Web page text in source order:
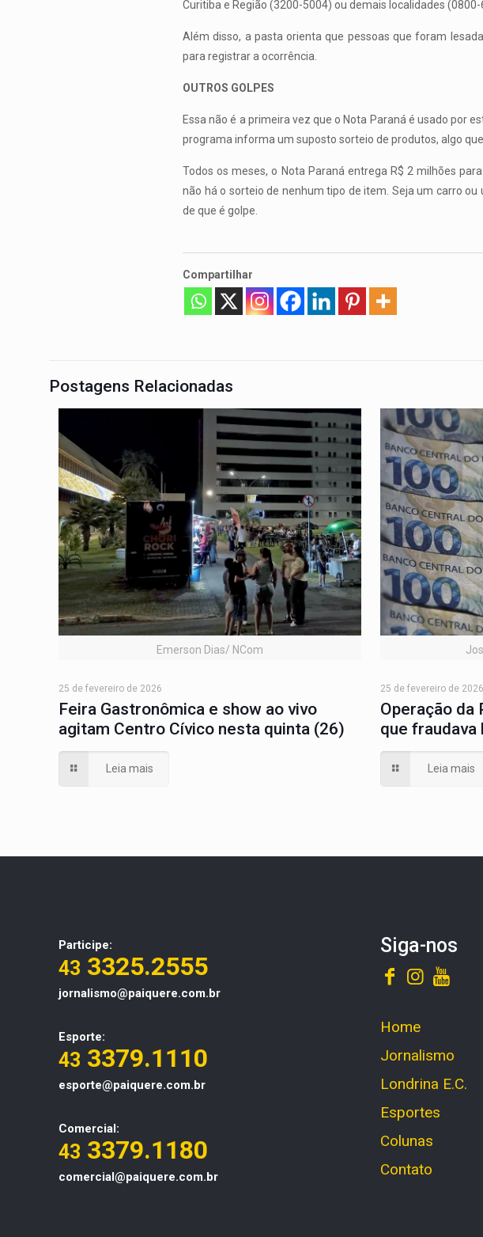
Curitiba e Região (3200-5004) ou demais localidades (0800-
Além disso, a pasta orienta que pessoas que foram
para registrar a ocorrência.
OUTROS GOLPES
Essa não é a primeira vez que o Nota Paraná é usado por
programa informa um suposto sorteio de produtos, algo
Todos os meses, o Nota Paraná entrega R$ 2 milhões
não há o sorteio de nenhum tipo de item. Seja um carro
de que é golpe.
Compartilhar
Postagens Relacionadas
Emerson Dias/ NCom
25 de fevereiro de 2026
Feira Gastronômica e show ao vivo
agitam Centro Cívico nesta quinta (26)
Leia mais
25 de fevereiro de 2026
Operação da
que
Leia mais
Participe:
43 3325.2555
jornalismo@paiquere.com.br
Esporte:
43 3379.1110
esporte@paiquere.com.br
Comercial:
43 3379.1180
comercial@paiquere.com.br
Siga-nos
Home
Jornalismo
Londrina E.C.
Esportes
Colunas
Contato